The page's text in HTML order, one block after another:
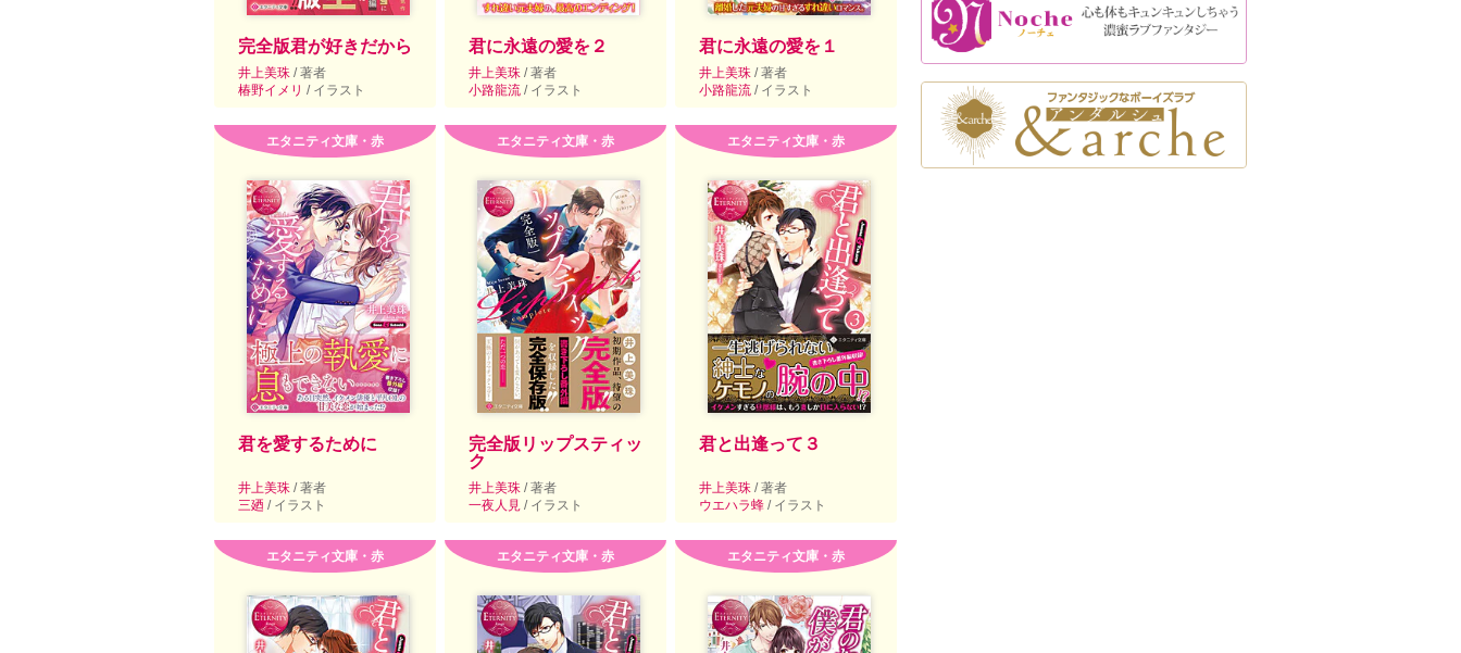
完全版君が好きだから
井上美珠 / 著者
椿野イメリ / イラスト
君に永遠の愛を２
井上美珠 / 著者
小路龍流 / イラスト
君に永遠の愛を１
井上美珠 / 著者
小路龍流 / イラスト
エタニティ文庫・赤
君を愛するために
井上美珠 / 著者
三廼 / イラスト
エタニティ文庫・赤
完全版リップスティッ
ク
井上美珠 / 著者
一夜人見 / イラスト
エタニティ文庫・赤
君と出逢って３
井上美珠 / 著者
ウエハラ蜂 / イラスト
エタニティ文庫・赤 エタニティ文庫・赤 エタニティ文庫・赤